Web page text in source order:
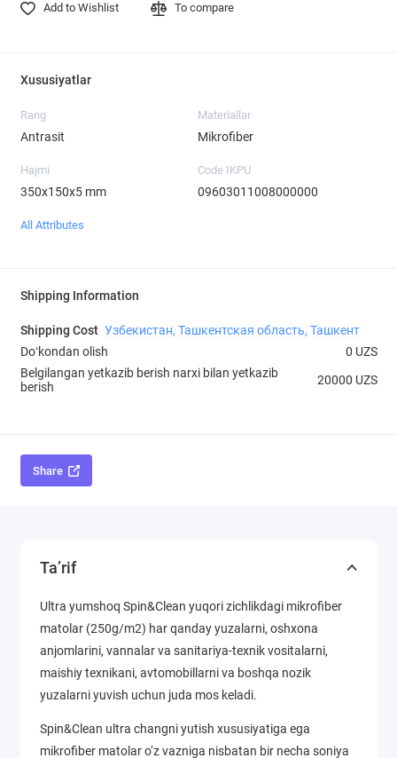
Add to Wishlist To compare
Xususiyatlar
Rang
Antrasit
Materiallar
Mikrofiber
Hajmi
350х150х5 mm
Code IKPU
09603011008000000
All Attributes
Shipping Information
Shipping Cost Узбекистан, Ташкентская область, Ташкент
Doʻkondan olish
0 UZS
Belgilangan yetkazib berish narxi bilan yetkazib
berish
20000 UZS
Share
Ta’rif
Ultra yumshoq Spin&Clean yuqori zichlikdagi mikrofiber
matolar (250g/m2) har qanday yuzalarni, oshxona
anjomlarini, vannalar va sanitariya-texnik vositalarni,
maishiy texnikani, avtomobillarni va boshqa nozik
yuzalarni yuvish uchun juda mos keladi.
Spin&Clean ultra changni yutish xususiyatiga ega
mikrofiber matolar o‘z vazniga nisbatan bir necha soniya